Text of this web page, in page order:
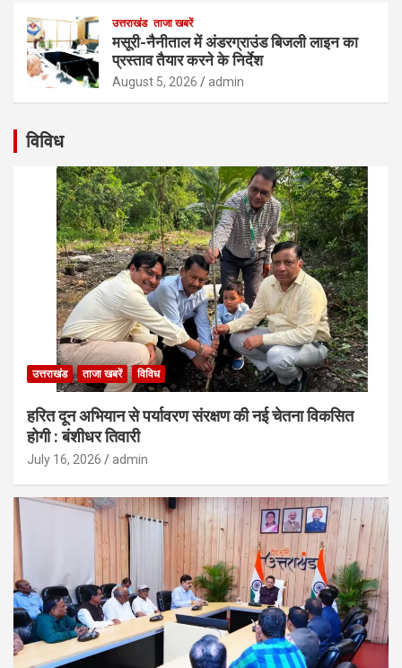
उत्तराखंड ताजा खबरें
मसूरी-नैनीताल में अंडरग्राउंड बिजली लाइन का
प्रस्ताव तैयार करने के निर्देश
August 5, 2026 admin
विविध
उत्तराखंड ताजा खबरें विविध
हरित दून अभियान से पर्यावरण संरक्षण की नई चेतना विकसित
होगी : बंशीधर तिवारी
July 16, 2026 admin